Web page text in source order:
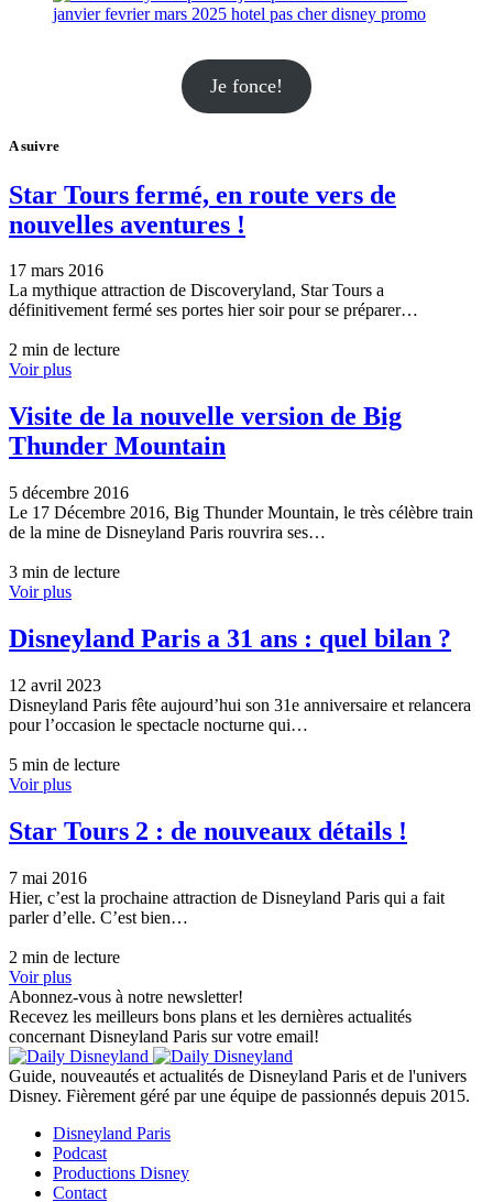
Je fonce!
A suivre
Star Tours fermé, en route vers de
nouvelles aventures !
17 mars 2016
La mythique attraction de Discoveryland, Star Tours a
définitivement fermé ses portes hier soir pour se préparer…
2 min de lecture
Voir plus
Visite de la nouvelle version de Big
Thunder Mountain
5 décembre 2016
Le 17 Décembre 2016, Big Thunder Mountain, le très célèbre train
de la mine de Disneyland Paris rouvrira ses…
3 min de lecture
Voir plus
Disneyland Paris a 31 ans : quel bilan ?
12 avril 2023
Disneyland Paris fête aujourd’hui son 31e anniversaire et relancera
pour l’occasion le spectacle nocturne qui…
5 min de lecture
Voir plus
Star Tours 2 : de nouveaux détails !
7 mai 2016
Hier, c’est la prochaine attraction de Disneyland Paris qui a fait
parler d’elle. C’est bien…
2 min de lecture
Voir plus
Abonnez-vous à notre newsletter!
Recevez les meilleurs bons plans et les dernières actualités
concernant Disneyland Paris sur votre email!
Guide, nouveautés et actualités de Disneyland Paris et de l'univers
Disney. Fièrement géré par une équipe de passionnés depuis 2015.
Disneyland Paris
Podcast
Productions Disney
Contact